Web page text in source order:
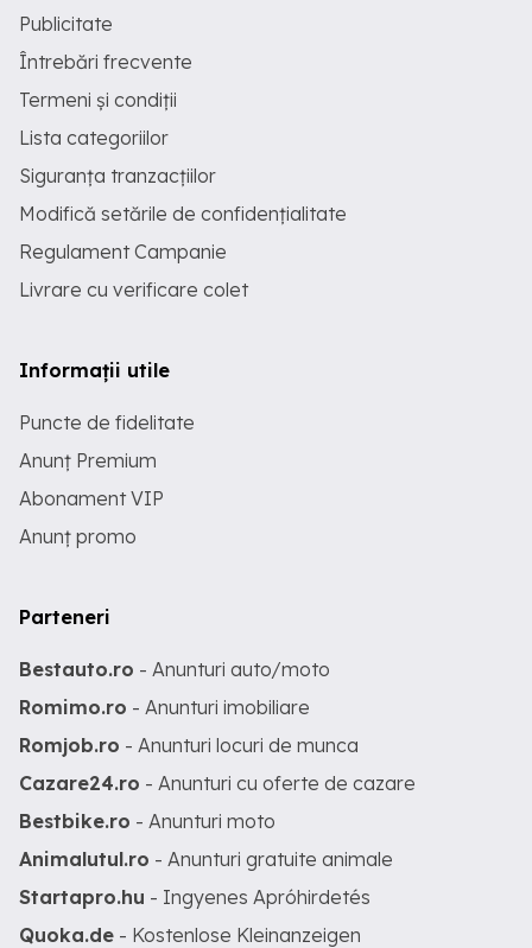
Publicitate
Întrebări frecvente
Termeni și condiții
Lista categoriilor
Siguranța tranzacțiilor
Modifică setările de confidențialitate
Regulament Campanie
Livrare cu verificare colet
Informații utile
Puncte de fidelitate
Anunț Premium
Abonament VIP
Anunț promo
Parteneri
Bestauto.ro - Anunturi auto/moto
Romimo.ro - Anunturi imobiliare
Romjob.ro - Anunturi locuri de munca
Cazare24.ro - Anunturi cu oferte de cazare
Bestbike.ro - Anunturi moto
Animalutul.ro - Anunturi gratuite animale
Startapro.hu - Ingyenes Apróhirdetés
Quoka.de - Kostenlose Kleinanzeigen